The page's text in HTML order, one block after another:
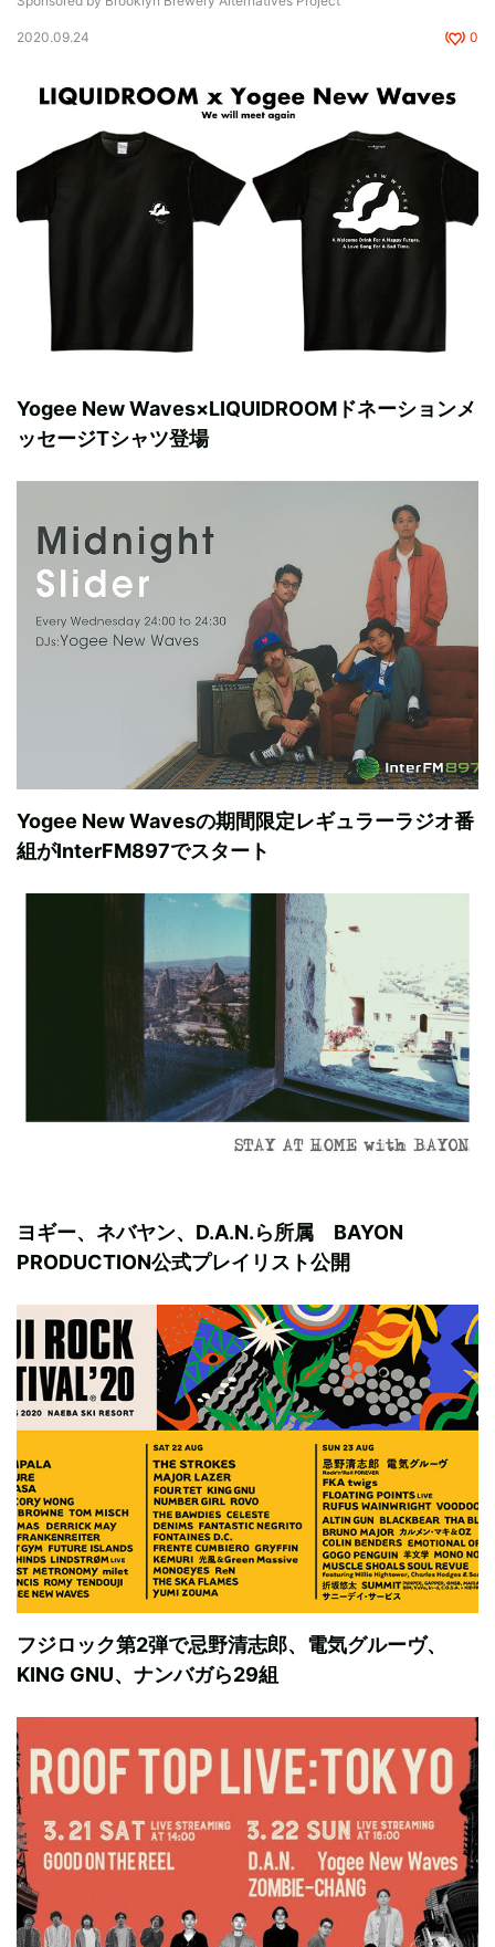
2020.09.24 0
Yogee New Waves×LIQUIDROOMドネーションメ
ッセージTシャツ登場
Yogee New Wavesの期間限定レギュラーラジオ番
組がInterFM897でスタート
ヨギー、ネバヤン、D.A.N.ら所属 BAYON
PRODUCTION公式プレイリスト公開
フジロック第2弾で忌野清志郎、電気グルーヴ、
KING GNU、ナンバガら29組